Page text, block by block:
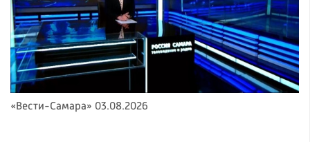
«Вести-Самара» 03.08.2026